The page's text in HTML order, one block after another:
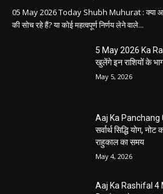
05 May 2026 Today Shubh Muhurat : क्या
की सोच रहे हैं? या कोई महत्वपूर्ण निर्णय लेने वाले...
5 May 2026 Ka
खुलेंगे इन राशियों के
May 5, 2026
Aaj Ka Panchang
सर्वार्थ सिद्धि योग,
राहुकाल का समय
May 4, 2026
Aaj Ka Rashifal 4